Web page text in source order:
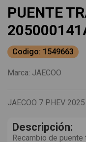
PUENTE
Codigo: 1549663
Marca: JAECOO
JAECOO 7 PHEV 2025
Descripción:
Recambio de